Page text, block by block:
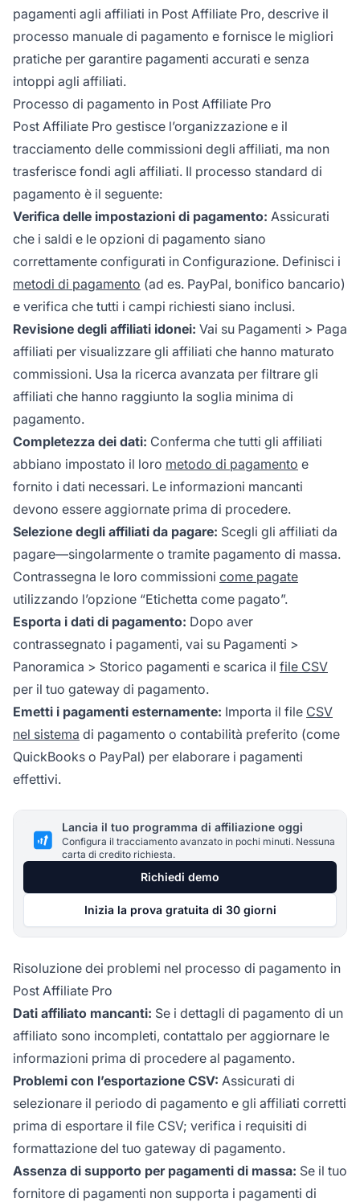
pagamenti agli affiliati in Post Affiliate Pro, descrive il
processo manuale di pagamento e fornisce le migliori
pratiche per garantire pagamenti accurati e senza
intoppi agli affiliati.
Processo di pagamento in Post Affiliate Pro
Post Affiliate Pro gestisce l’organizzazione e il
tracciamento delle commissioni degli affiliati, ma non
trasferisce fondi agli affiliati. Il processo standard di
pagamento è il seguente:
Verifica delle impostazioni di pagamento: Assicurati
che i saldi e le opzioni di pagamento siano
correttamente configurati in Configurazione. Definisci i
metodi di pagamento (ad es. PayPal, bonifico bancario)
e verifica che tutti i campi richiesti siano inclusi.
Revisione degli affiliati idonei: Vai su Pagamenti > Paga
affiliati per visualizzare gli affiliati che hanno maturato
commissioni. Usa la ricerca avanzata per filtrare gli
affiliati che hanno raggiunto la soglia minima di
pagamento.
Completezza dei dati: Conferma che tutti gli affiliati
abbiano impostato il loro metodo di pagamento e
fornito i dati necessari. Le informazioni mancanti
devono essere aggiornate prima di procedere.
Selezione degli affiliati da pagare: Scegli gli affiliati da
pagare—singolarmente o tramite pagamento di massa.
Contrassegna le loro commissioni come pagate
utilizzando l’opzione “Etichetta come pagato”.
Esporta i dati di pagamento: Dopo aver
contrassegnato i pagamenti, vai su Pagamenti >
Panoramica > Storico pagamenti e scarica il file CSV
per il tuo gateway di pagamento.
Emetti i pagamenti esternamente: Importa il file CSV
nel sistema di pagamento o contabilità preferito (come
QuickBooks o PayPal) per elaborare i pagamenti
effettivi.
Lancia il tuo programma di affiliazione oggi
Configura il tracciamento avanzato in pochi minuti. Nessuna
carta di credito richiesta.
Richiedi demo
Inizia la prova gratuita di 30 giorni
Risoluzione dei problemi nel processo di pagamento in
Post Affiliate Pro
Dati affiliato mancanti: Se i dettagli di pagamento di un
affiliato sono incompleti, contattalo per aggiornare le
informazioni prima di procedere al pagamento.
Problemi con l’esportazione CSV: Assicurati di
selezionare il periodo di pagamento e gli affiliati corretti
prima di esportare il file CSV; verifica i requisiti di
formattazione del tuo gateway di pagamento.
Assenza di supporto per pagamenti di massa: Se il tuo
fornitore di pagamenti non supporta i pagamenti di